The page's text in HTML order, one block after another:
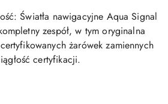
Światła nawigacyjne Aqua Signal
zespół, w tym oryginalna
żarówek zamiennych
certyfikacji.